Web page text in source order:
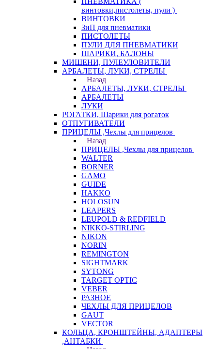
винтовки,пистолеты, пули )
ВИНТОВКИ
ЗиП для пневматики
ПИСТОЛЕТЫ
ПУЛИ ДЛЯ ПНЕВМАТИКИ
ШАРИКИ, БАЛОНЫ
МИШЕНИ, ПУЛЕУЛОВИТЕЛИ
АРБАЛЕТЫ, ЛУКИ, СТРЕЛЫ
Назад
АРБАЛЕТЫ, ЛУКИ, СТРЕЛЫ
АРБАЛЕТЫ
ЛУКИ
РОГАТКИ, Шарики для рогаток
ОТПУГИВАТЕЛИ
ПРИЦЕЛЫ ,Чехлы для прицелов
Назад
ПРИЦЕЛЫ ,Чехлы для прицелов
WALTER
BORNER
GAMO
GUIDE
HAKKO
HOLOSUN
LEAPERS
LEUPOLD & REDFIELD
NIKKO-STIRLING
NIKON
NORIN
REMINGTON
SIGHTMARK
SYTONG
TARGET OPTIC
VEBER
РАЗНОЕ
ЧЕХЛЫ ДЛЯ ПРИЦЕЛОВ
GAUT
VECTOR
КОЛЬЦА, КРОНШТЕЙНЫ, АДАПТЕРЫ
,АНТАБКИ